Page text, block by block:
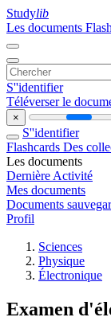
Studylib
Les documents
S''identifier
Téléverser le
×
S''identifier
Flashcards Des
Les documents
Dernière Activité
Mes documents
Documents
Profil
Sciences
Physique
Électronique
Examen